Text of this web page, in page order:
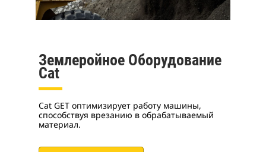
Землеройное Оборудование
Cat
Cat GET оптимизирует работу машины,
способствуя врезанию в обрабатываемый
материал.